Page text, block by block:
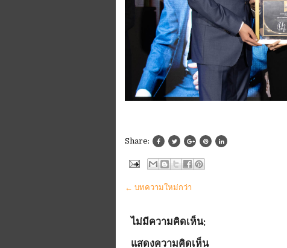
Share:
← บทความใหม่กว่า
ไม่มีความคิดเห็น:
แสดงความคิดเห็น